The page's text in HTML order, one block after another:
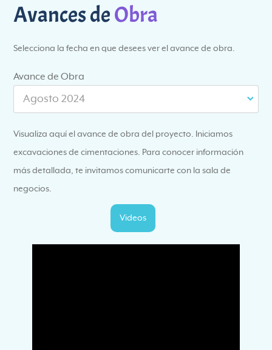
Avances deObra
Selecciona la fecha en que desees ver el avance de obra.
Avance de Obra
Agosto 2024
Visualiza aquí el avance de obra del proyecto. Iniciamos
excavaciones de cimentaciones. Para conocer información
más detallada, te invitamos comunicarte con la sala de
negocios.
Videos